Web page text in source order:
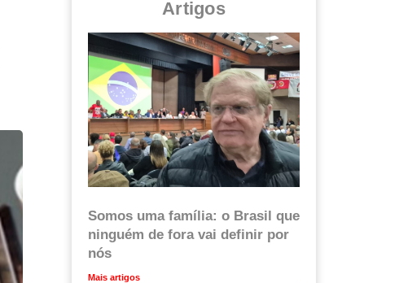
Artigos
Somos uma família: o Brasil que
ninguém de fora vai definir por
nós
Mais artigos